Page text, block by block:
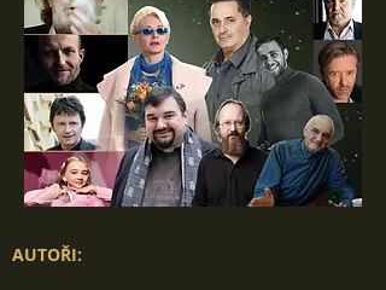
AUTOŘI: